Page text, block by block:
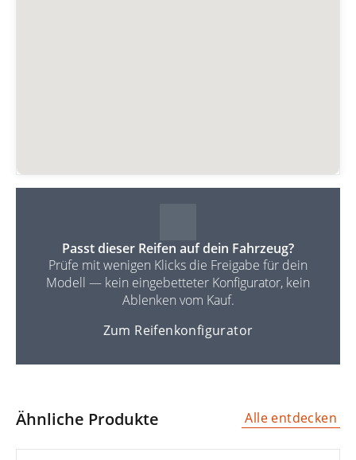
Passt dieser Reifen auf dein Fahrzeug?
Prüfe mit wenigen Klicks die Freigabe für dein
Modell — kein eingebetteter Konfigurator, kein
Ablenken vom Kauf.
Zum Reifenkonfigurator
Ähnliche Produkte Alle entdecken